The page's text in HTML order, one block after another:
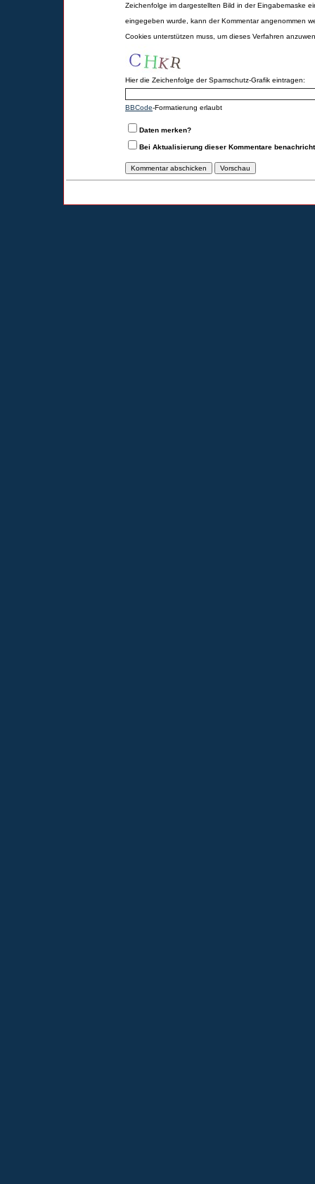
Zeichenfolge im dargestellten Bild in der Eingabemaske
eingegeben wurde, kann der Kommentar angenommen
Cookies unterstützen muss, um dieses Verfahren
Hier die Zeichenfolge der Spamschutz-Grafik eintragen:
BBCode-Formatierung erlaubt
Daten merken?
Bei Aktualisierung dieser Kommentare